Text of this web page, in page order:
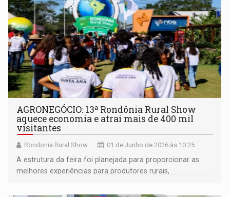
AGRONEGÓCIO: 13ª Rondônia Rural Show
aquece economia e atrai mais de 400 mil
visitantes
Rondonia Rural Show 01 de Junho de 2026 às 10:25
A estrutura da feira foi planejada para proporcionar as
melhores experiências para produtores rurais,
Rondônia, do Brasil e do mundo